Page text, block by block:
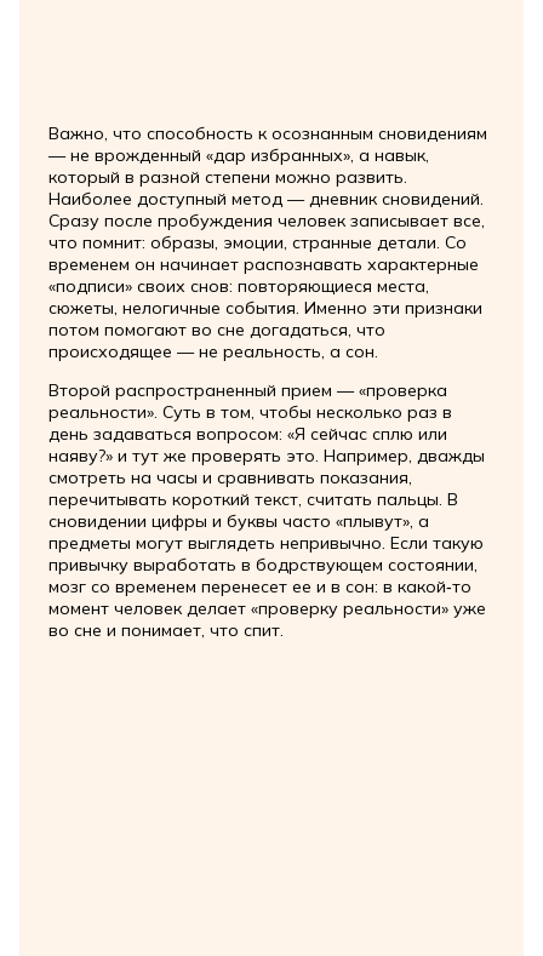
Важно, что способность к осознанным сновидениям
— не врожденный «дар избранных», а навык,
который в разной степени можно развить.
Наиболее доступный метод — дневник сновидений.
Сразу после пробуждения человек записывает все,
что помнит: образы, эмоции, странные детали. Со
временем он начинает распознавать характерные
«подписи» своих снов: повторяющиеся места,
сюжеты, нелогичные события. Именно эти признаки
потом помогают во сне догадаться, что
происходящее — не реальность, а сон.
Второй распространенный прием — «проверка
реальности». Суть в том, чтобы несколько раз в
день задаваться вопросом: «Я сейчас сплю или
наяву?» и тут же проверять это. Например, дважды
смотреть на часы и сравнивать показания,
перечитывать короткий текст, считать пальцы. В
сновидении цифры и буквы часто «плывут», а
предметы могут выглядеть непривычно. Если такую
привычку выработать в бодрствующем состоянии,
мозг со временем перенесет ее и в сон: в какой‑то
момент человек делает «проверку реальности» уже
во сне и понимает, что спит.